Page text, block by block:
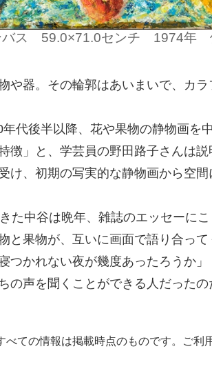
バス 59.0×71.0センチ 1974年
器。その輪郭はあいまいで、カ
代後半以降、花や果物の静物画を
徴」と、学芸員の野田路子さんは説
、初期の写実的な静物画から空
中谷は晩年、雑誌のエッセーにこ
果物が、互いに画面で語り合っ
かれない夜が幾度あったろうか」
声を聞くことができる人だったの
べての情報は掲載時点のものです。ご利